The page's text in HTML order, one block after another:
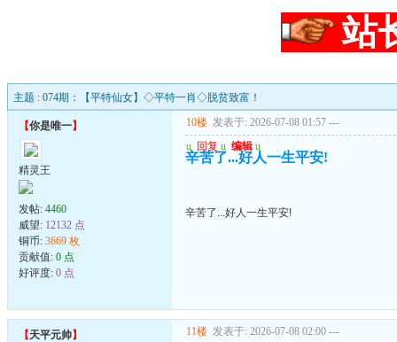
站
主题 : 074期：【平特仙女】◇平特一肖◇脱贫致富！
【你是唯一】
精灵王
发帖: 4460
威望: 12132 点
铜币: 3669 枚
贡献值: 0 点
好评度: 0 点
10楼 发表于: 2026-07-08 01:57 ---
u 回复 u 编辑 u
辛苦了...好人一生平安!
辛苦了...好人一生平安!
【天平元帅】 11楼 发表于: 2026-07-08 02:00 ---